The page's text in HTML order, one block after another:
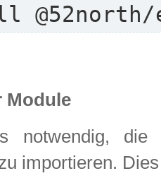
Module
notwendig, die
importieren.